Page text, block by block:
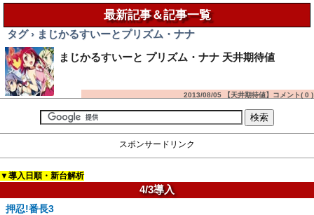
最新記事＆記事一覧
タグ › まじかるすいーとプリズム・ナナ
まじかるすいーと プリズム・ナナ 天井期待値
2013/08/05 【天井期待値】コメント( 0 )
スポンサードリンク
▼導入日順・新台解析
4/3導入
押忍!番長3